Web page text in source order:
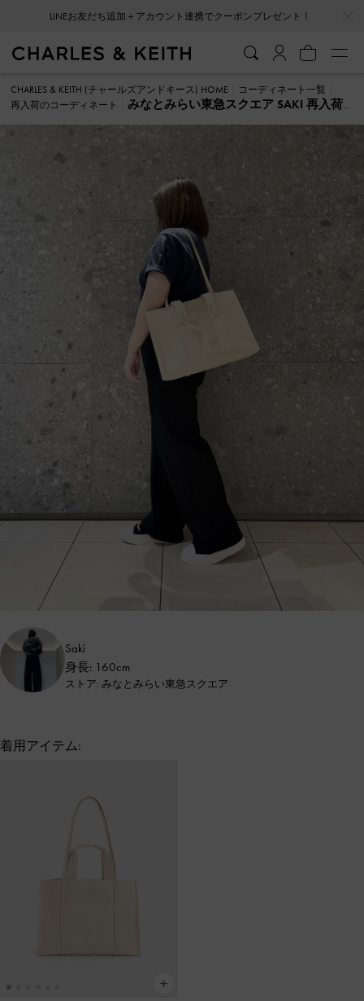
LINEお友だち追加＋アカウント連携でクーポンプレゼント！
CHARLES & KEITH (チャールズアンドキース) HOME
コーディネート一覧
再入荷のコーディネート
みなとみらい東急スクエア SAKI 再入荷
Saki
身長: 160cm
ストア: みなとみらい東急スクエア
着用アイテム: